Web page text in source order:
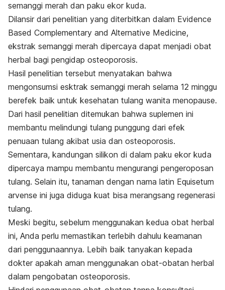
semanggi merah dan paku ekor kuda.
Dilansir dari penelitian yang diterbitkan dalam Evidence
Based Complementary and Alternative Medicine,
ekstrak semanggi merah dipercaya dapat menjadi obat
herbal bagi pengidap osteoporosis.
Hasil penelitian tersebut menyatakan bahwa
mengonsumsi esktrak semanggi merah selama 12 minggu
berefek baik untuk kesehatan tulang wanita menopause.
Dari hasil penelitian ditemukan bahwa suplemen ini
membantu melindungi tulang punggung dari efek
penuaan tulang akibat usia dan osteoporosis.
Sementara, kandungan silikon di dalam paku ekor kuda
dipercaya mampu membantu mengurangi pengeroposan
tulang. Selain itu, tanaman dengan nama latin Equisetum
arvense ini juga diduga kuat bisa merangsang regenerasi
tulang.
Meski begitu, sebelum menggunakan kedua obat herbal
ini, Anda perlu memastikan terlebih dahulu keamanan
dari penggunaannya. Lebih baik tanyakan kepada
dokter apakah aman menggunakan obat-obatan herbal
dalam pengobatan osteoporosis.